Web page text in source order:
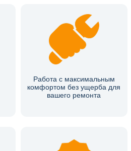
Работа с максимальным
комфортом без ущерба для
вашего ремонта